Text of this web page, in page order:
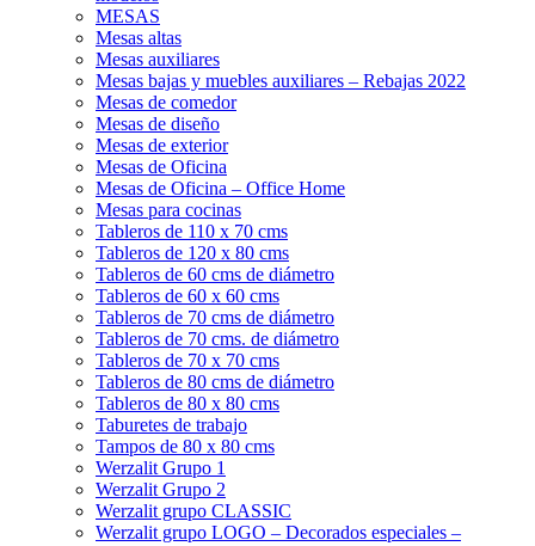
MESAS
Mesas altas
Mesas auxiliares
Mesas bajas y muebles auxiliares – Rebajas 2022
Mesas de comedor
Mesas de diseño
Mesas de exterior
Mesas de Oficina
Mesas de Oficina – Office Home
Mesas para cocinas
Tableros de 110 x 70 cms
Tableros de 120 x 80 cms
Tableros de 60 cms de diámetro
Tableros de 60 x 60 cms
Tableros de 70 cms de diámetro
Tableros de 70 cms. de diámetro
Tableros de 70 x 70 cms
Tableros de 80 cms de diámetro
Tableros de 80 x 80 cms
Taburetes de trabajo
Tampos de 80 x 80 cms
Werzalit Grupo 1
Werzalit Grupo 2
Werzalit grupo CLASSIC
Werzalit grupo LOGO – Decorados especiales –